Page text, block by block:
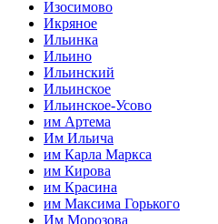
Изосимово
Икряное
Ильинка
Ильино
Ильинский
Ильинское
Ильинское-Усово
им Артема
Им Ильича
им Карла Маркса
им Кирова
им Красина
им Максима Горького
Им Морозова